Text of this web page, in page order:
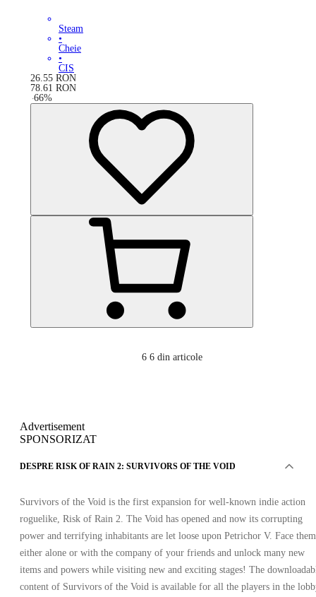
Steam
•
Cheie
•
CIS
26.55 RON
78.61 RON
-66%
6 6 din articole
Advertisement
SPONSORIZAT
DESPRE RISK OF RAIN 2: SURVIVORS OF THE VOID
Survivors of the Void is the first expansion for well-known indie action
roguelike, Risk of Rain 2. The Void has opened and now its corrupting
power and terrifying inhabitants are let loose upon Petrichor V. Face them
either alone or with the company of your friends and unlock many new
items and powers while visiting new and exciting stages! The
content of Survivors of the Void is available for all the players in the